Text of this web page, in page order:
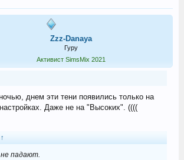
Zzz-Danaya
Гуру
Активист SimsMix 2021
днем эти тени появились только на
Даже не на "Высоких". ((((
↑
падают.